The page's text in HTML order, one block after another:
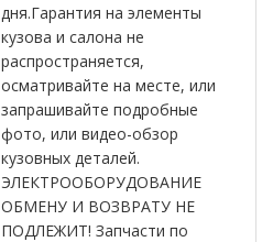
дня.Гарантия на элементы
кузова и салона не
распространяется,
осматривайте на месте, или
запрашивайте подробные
фото, или видео-обзор
кузовных деталей.
ЭЛЕКТРООБОРУДОВАНИЕ
ОБМЕНУ И ВОЗВРАТУ НЕ
ПОДЛЕЖИТ! Запчасти по